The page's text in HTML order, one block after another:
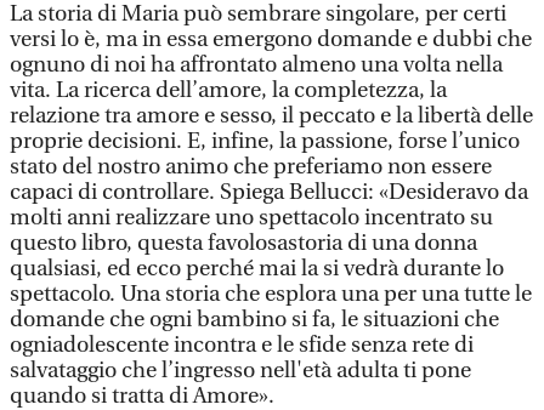
La storia di Maria può sembrare singolare, per certi
versi lo è, ma in essa emergono domande e dubbi che
ognuno di noi ha affrontato almeno una volta nella
vita. La ricerca dell’amore, la completezza, la
relazione tra amore e sesso, il peccato e la libertà delle
proprie decisioni. E, infine, la passione, forse l’unico
stato del nostro animo che preferiamo non essere
capaci di controllare. Spiega Bellucci: «Desideravo da
molti anni realizzare uno spettacolo incentrato su
questo libro, questa favolosastoria di una donna
qualsiasi, ed ecco perché mai la si vedrà durante lo
spettacolo. Una storia che esplora una per una tutte le
domande che ogni bambino si fa, le situazioni che
ogniadolescente incontra e le sfide senza rete di
salvataggio che l’ingresso nell'età adulta ti pone
quando si tratta di Amore».